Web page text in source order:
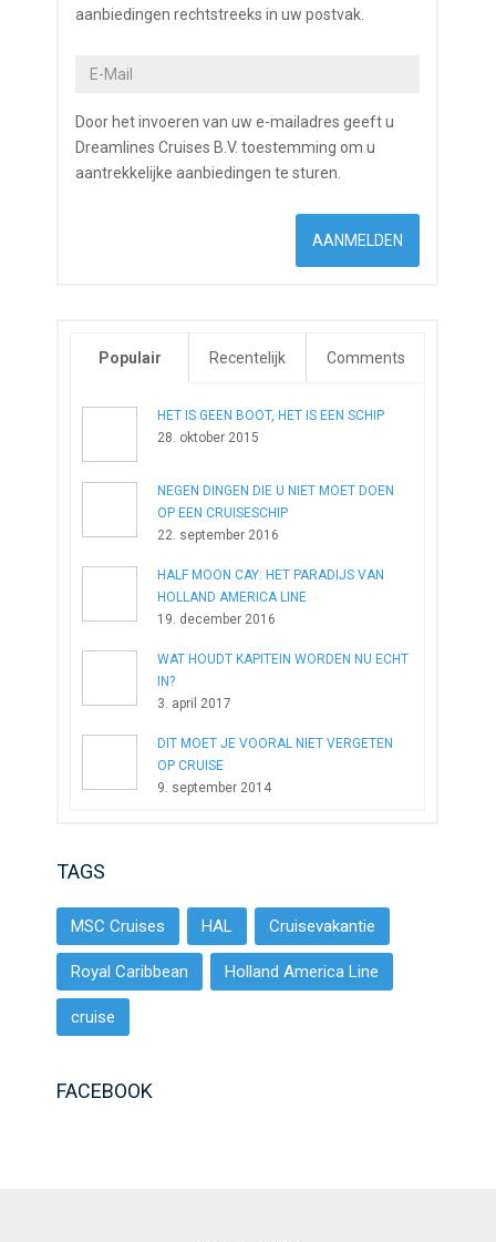
aanbiedingen rechtstreeks in uw postvak.
Door het invoeren van uw e-mailadres geeft u
Dreamlines Cruises B.V. toestemming om u
aantrekkelijke aanbiedingen te sturen.
Populair Recentelijk Comments
HET IS GEEN BOOT, HET IS EEN SCHIP
28. oktober 2015
NEGEN DINGEN DIE U NIET MOET DOEN
OP EEN CRUISESCHIP
22. september 2016
HALF MOON CAY: HET PARADIJS VAN
HOLLAND AMERICA LINE
19. december 2016
WAT HOUDT KAPITEIN WORDEN NU ECHT
IN?
3. april 2017
DIT MOET JE VOORAL NIET VERGETEN
OP CRUISE
9. september 2014
TAGS
MSC Cruises HAL Cruisevakantie
Royal Caribbean Holland America Line
cruise
FACEBOOK